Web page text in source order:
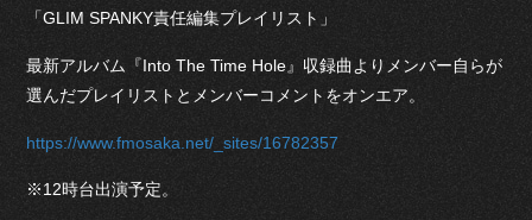
「GLIM SPANKY責任編集プレイリスト」
最新アルバム『Into The Time Hole』収録曲よりメンバー自らが
選んだプレイリストとメンバーコメントをオンエア。
https://www.fmosaka.net/_sites/16782357
※12時台出演予定。